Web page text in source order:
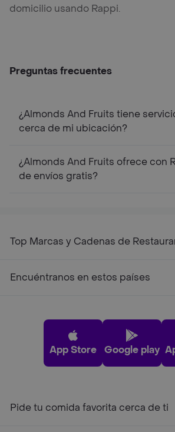
domicilio usando Rappi.
Preguntas frecuentes
¿Almonds And Fruits tiene
cerca de mi ubicación?
¿Almonds And Fruits ofrece con
de envíos gratis?
Top Marcas y Cadenas de
Encuéntranos en estos países
App Store Google play
Pide tu comida favorita cerca de ti